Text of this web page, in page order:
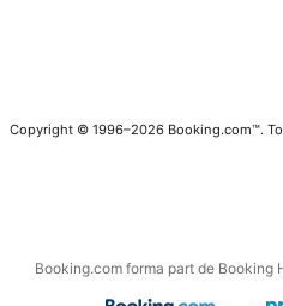
Copyright © 1996–2026 Booking.com™.
Booking.com forma part de Booking